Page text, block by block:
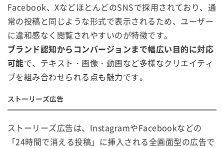
Facebook、XなどほとんどのSNSで採用されており、通
常の投稿と同じような形式で表示されるため、ユーザー
に違和感なく閲覧されやすいのが特徴です。
ブランド認知からコンバージョンまで幅広い目的に対応
可能で、テキスト・画像・動画など多様なクリエイティ
ブを組み合わせられる点も魅力です。
ストーリーズ広告
ストーリーズ広告は、InstagramやFacebookなどの
「24時間で消える投稿」に挿入される全画面型の広告で